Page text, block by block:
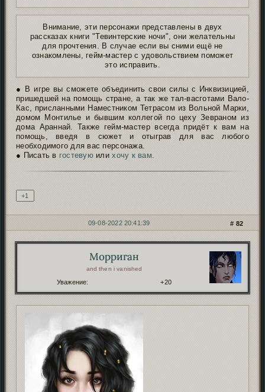
Внимание, эти персонажи представлены в двух
рассказах книги "Тевинтерские ночи", они желательны
для прочтения. В случае если вы сними ещё не
ознакомлены, гейм-мастер с удовольствием поможет
это исправить.
● В игре вы сможете объединить свои силы с Инквизицией,
пришедшей на помощь стране, а так же тал-васготами Вало-
Кас, присланными Наместником Тетрасом из Вольной Марки,
домом Монтилье и бывшим коллегой по цеху Зевраном из
дома Араннай. Также гейм-мастер всегда придёт к вам на
помощь, введя в сюжет и отыграв для вас любого
необходимого для вас персонажа.
● Писать в гостевуюилихочу к вам.
+1
82
09-08-2022 20:41:39
Морриган
and then i vanished
Уважение: +20